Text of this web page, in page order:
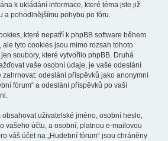
k ukládání informace, které téma jste již
a pohodlnějšímu pohybu po fóru.
které nepatří k phpBB software během
ale tyto cookies jsou mimo rozsah tohoto
soubory, které vytvořilo phpBB. Druhá
vaše osobní údaje, je vaše odeslání
zahrnovat: odeslání příspěvků jako anonymní
fórum“ a odeslání příspěvků po vaší
uživatelské jméno, osobní heslo,
vašeho účtu, a osobní, platnou e-mailovou
váš účet na „Hudební fórum“ jsou chráněny